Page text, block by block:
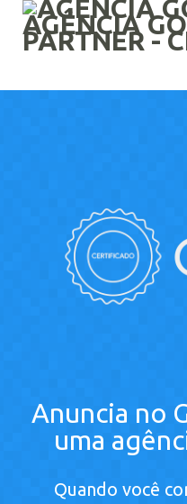
Anuncia no
uma
Quando você